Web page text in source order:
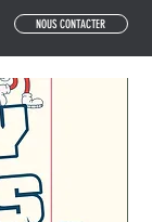
NOUS CONTACTER